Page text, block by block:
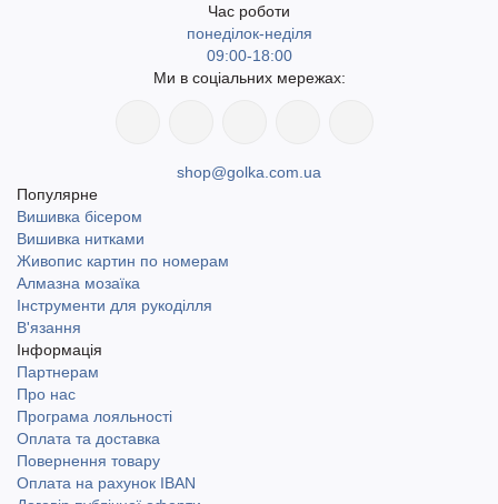
Час роботи
понеділок-неділя
09:00-18:00
Ми в соціальних мережах:
shop@golka.com.ua
Популярне
Вишивка бісером
Вишивка нитками
Живопис картин по номерам
Алмазна мозаїка
Інструменти для рукоділля
В'язання
Інформація
Партнерам
Про нас
Програма лояльності
Оплата та доставка
Повернення товару
Оплата на рахунок IBAN